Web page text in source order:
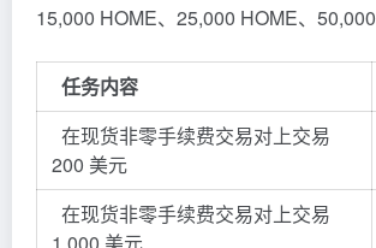
15,000 HOME、25,000 HOME、50,000
任务内容
在现货非零手续费交易对上交易
200 美元
在现货非零手续费交易对上交易